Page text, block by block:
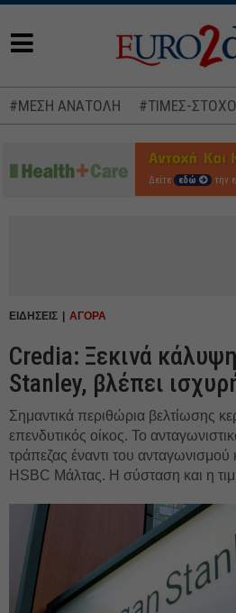
#ΜΕΣΗ ΑΝΑΤΟΛΗ #ΤΙΜΕΣ-
Δείτε εδώ την
ΕΙΔΗΣΕΙΣ ΑΓΟΡΑ
Credia: Ξεκινά
Stanley, βλέπει
Σημαντικά περιθώρια βελτίωσης
επενδυτικός οίκος. Το
τράπεζας έναντι του ανταγωνισμού
HSBC Μάλτας. Η σύσταση και η